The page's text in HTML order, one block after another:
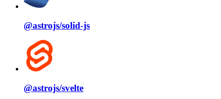
@astrojs/solid⁠-⁠js
@astrojs/svelte